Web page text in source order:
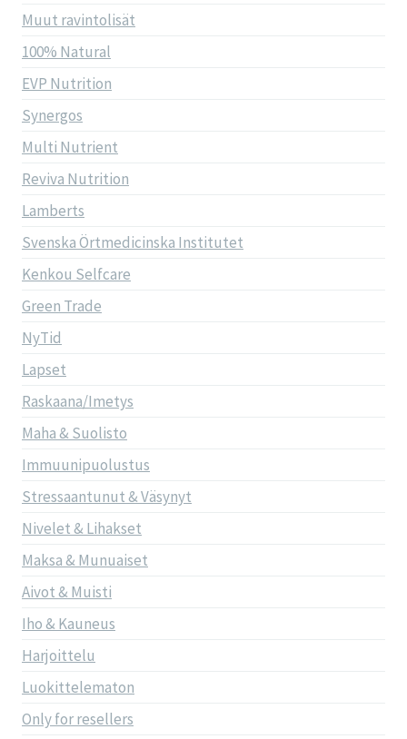
Muut ravintolisät
100% Natural
EVP Nutrition
Synergos
Multi Nutrient
Reviva Nutrition
Lamberts
Svenska Örtmedicinska Institutet
Kenkou Selfcare
Green Trade
NyTid
Lapset
Raskaana/Imetys
Maha & Suolisto
Immuunipuolustus
Stressaantunut & Väsynyt
Nivelet & Lihakset
Maksa & Munuaiset
Aivot & Muisti
Iho & Kauneus
Harjoittelu
Luokittelematon
Only for resellers